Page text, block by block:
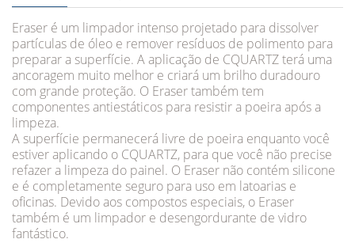
Eraser é um limpador intenso projetado para dissolver
partículas de óleo e remover resíduos de polimento para
preparar a superfície. A aplicação de CQUARTZ terá uma
ancoragem muito melhor e criará um brilho duradouro
com grande proteção. O Eraser também tem
componentes antiestáticos para resistir a poeira após a
limpeza.
A superfície permanecerá livre de poeira enquanto você
estiver aplicando o CQUARTZ, para que você não precise
refazer a limpeza do painel. O Eraser não contém silicone
e é completamente seguro para uso em latoarias e
oficinas. Devido aos compostos especiais, o Eraser
também é um limpador e desengordurante de vidro
fantástico.